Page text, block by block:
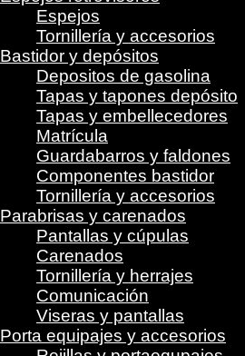
Espejos
Tornillería y accesorios
Bastidor y depósitos
Depositos de gasolina
Tapas y tapones depósito
Tapas y embellecedores
Matrícula
Guardabarros y faldones
Componentes bastidor
Tornillería y accesorios
Parabrisas y carenados
Pantallas y cúpulas
Carenados
Tornillería y herrajes
Comunicación
Viseras y pantallas
Porta equipajes y accesorios